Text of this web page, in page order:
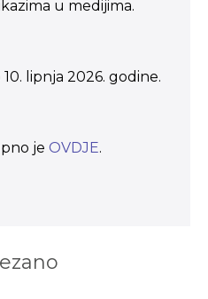
u medijima.
lipnja 2026. godine.
je OVDJE.